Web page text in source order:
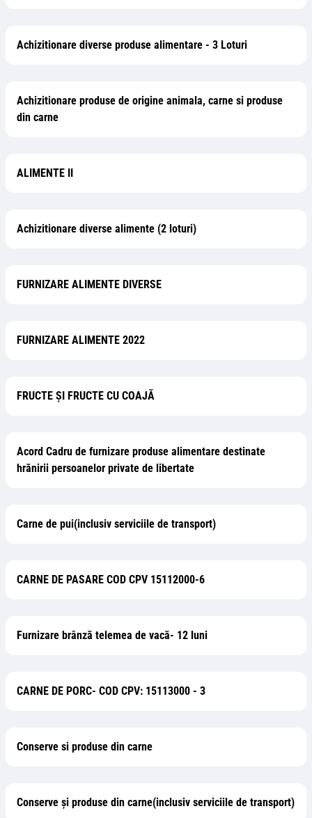
Achizitionare diverse produse alimentare - 3 Loturi
Achizitionare produse de origine animala, carne si produse
din carne
ALIMENTE II
Achizitionare diverse alimente (2 loturi)
FURNIZARE ALIMENTE DIVERSE
FURNIZARE ALIMENTE 2022
FRUCTE ȘI FRUCTE CU COAJĂ
Acord Cadru de furnizare produse alimentare destinate
hrănirii persoanelor private de libertate
Carne de pui(inclusiv serviciile de transport)
CARNE DE PASARE COD CPV 15112000-6
Furnizare brânză telemea de vacă- 12 luni
CARNE DE PORC- COD CPV: 15113000 - 3
Conserve si produse din carne
Conserve şi produse din carne(inclusiv serviciile de transport)